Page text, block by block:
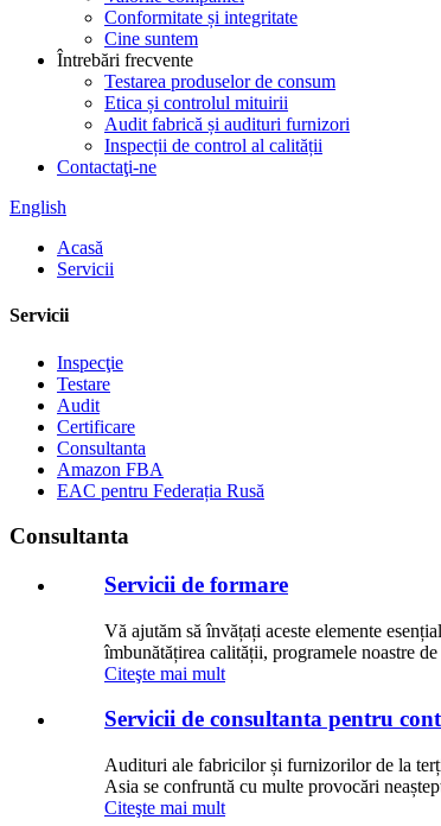
Conformitate și integritate
Cine suntem
Întrebări frecvente
Testarea produselor de consum
Etica și controlul mituirii
Audit fabrică și audituri furnizori
Inspecții de control al calității
Contactaţi-ne
English
Acasă
Servicii
Servicii
Inspecţie
Testare
Audit
Certificare
Consultanta
Amazon FBA
EAC pentru Federația Rusă
Consultanta
Servicii de formare
Vă ajutăm să învățați aceste elemente
îmbunătățirea calității, programele noastre
Citeşte mai mult
Servicii de consultanta pentru
Audituri ale fabricilor și furnizorilor de la
Asia se confruntă cu multe provocări
Citeşte mai mult